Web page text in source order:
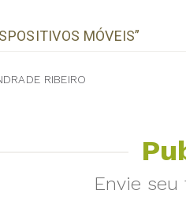
MÓVEIS”
RIBEIRO
Envie